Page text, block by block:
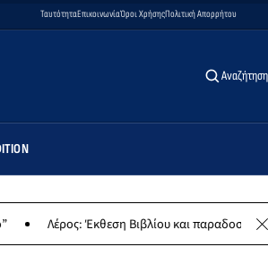
ΤαυτότηταΕπικοινωνίαΌροι ΧρήσηςΠολιτική Απορρήτου
Αναζήτηση
Έκθεση Βιβλίου και παραδοσιακών γλυκών